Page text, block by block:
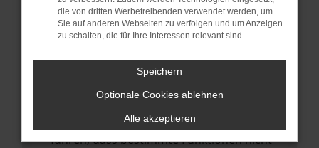
Das kann manchmal helfen,
vorübergehende Probleme zu beheben.
Betriebssystem auf dem neuesten Stand
Veraltete Software birgt nicht nur ein
Sicherheitsrisiko, sondern kann auch dazu
führen, dass bestimmte Funktionen nicht
die von dritten Werbetreibenden verwendet werden, um
Sie auf anderen Webseiten zu verfolgen und um Anzeigen
zu schalten, die für Ihre Interessen relevant sind.
Speichern
Optionale Cookies ablehnen
Alle akzeptieren